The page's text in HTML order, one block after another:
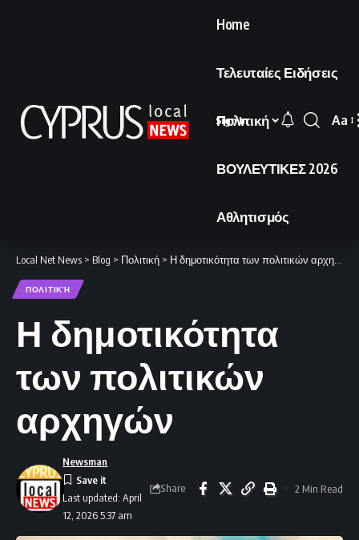
Home
Τελευταίες Ειδήσεις
Πολιτική
ΒΟΥΛΕΥΤΙΚΕΣ 2026
Αθλητισμός
Sign In
Font
Aa
Local Net News > Blog > Πολιτική > Η δημοτικότητα των πολιτικών αρχηγών
ΠΟΛΙΤΙΚΉ
Η δημοτικότητα
των πολιτικών
αρχηγών
Last updated: April
12, 2026 5:37 am
Newsman
Share 2 Min Read